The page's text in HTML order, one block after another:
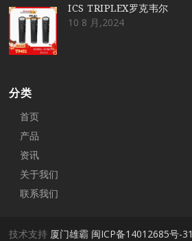
ICS TRIPLEX罗克韦尔
10 8 月,2024
分类
首页
产品
资讯
关于我们
联系我们
技术支持 厦门雄霸 闽ICP备14012685号-31